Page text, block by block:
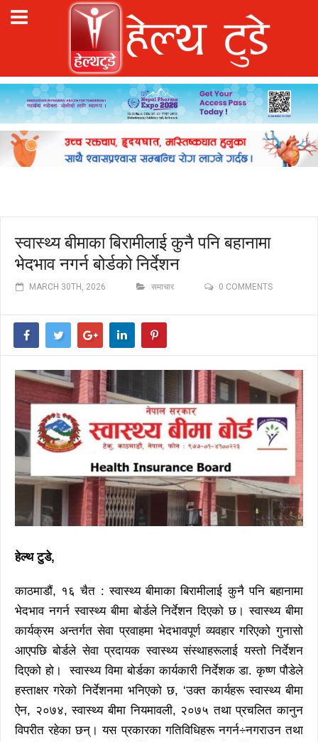
स्वास्थ्य बीमाका बिरामीलाई कुनै पनि बहानामा
भेदभाव नगर्न बोर्डको निर्देशन
MARCH 30TH, 2026 समाचार 0 COMMENTS
हेल्थ टुडे,
काठमाडौं, १६ चैत : स्वास्थ्य बीमाका बिरामीलाई कुनै पनि बहानामा
भेदभाव नगर्न स्वास्थ्य बीमा बोर्डले निर्देशन दिएको छ। स्वास्थ्य बीमा
कार्यक्रम अन्तर्गत सेवा प्रवाहमा भेदभावपूर्ण व्यवहार गरिएको गुनासो
आएपछि बोर्डले सेवा प्रदायक स्वास्थ्य संस्थाहरूलाई यस्तो निर्देशन
दिएको हो। स्वास्थ्य विमा बोर्डका कार्यकारी निर्देशक डा. कृष्ण पौडेले
हस्ताक्षर गरेको निर्देशनमा भनिएको छ, ‘उक्त कार्यहरू स्वास्थ्य बीमा
ऐन, २०७४, स्वास्थ्य बीमा नियमावली, २०७५ तथा प्रचलित कानुन
विपरीत रहेका छन्। यस प्रकारका गतिविधिहरू नगर्न÷नगराउन तथा